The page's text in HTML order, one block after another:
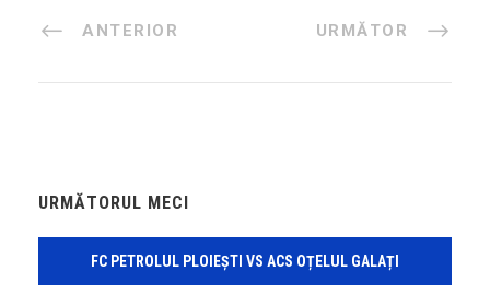
ANTERIOR URMĂTOR
URMĂTORUL MECI
FC PETROLUL PLOIEȘTI VS ACS OȚELUL GALAȚI